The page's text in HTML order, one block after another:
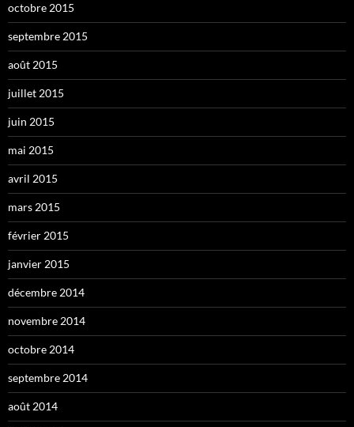
octobre 2015
septembre 2015
août 2015
juillet 2015
juin 2015
mai 2015
avril 2015
mars 2015
février 2015
janvier 2015
décembre 2014
novembre 2014
octobre 2014
septembre 2014
août 2014